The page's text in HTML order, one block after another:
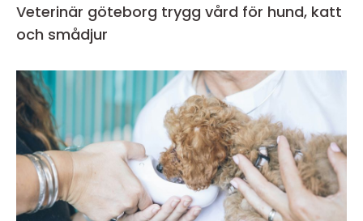
Veterinär göteborg trygg vård för hund, katt
och smådjur